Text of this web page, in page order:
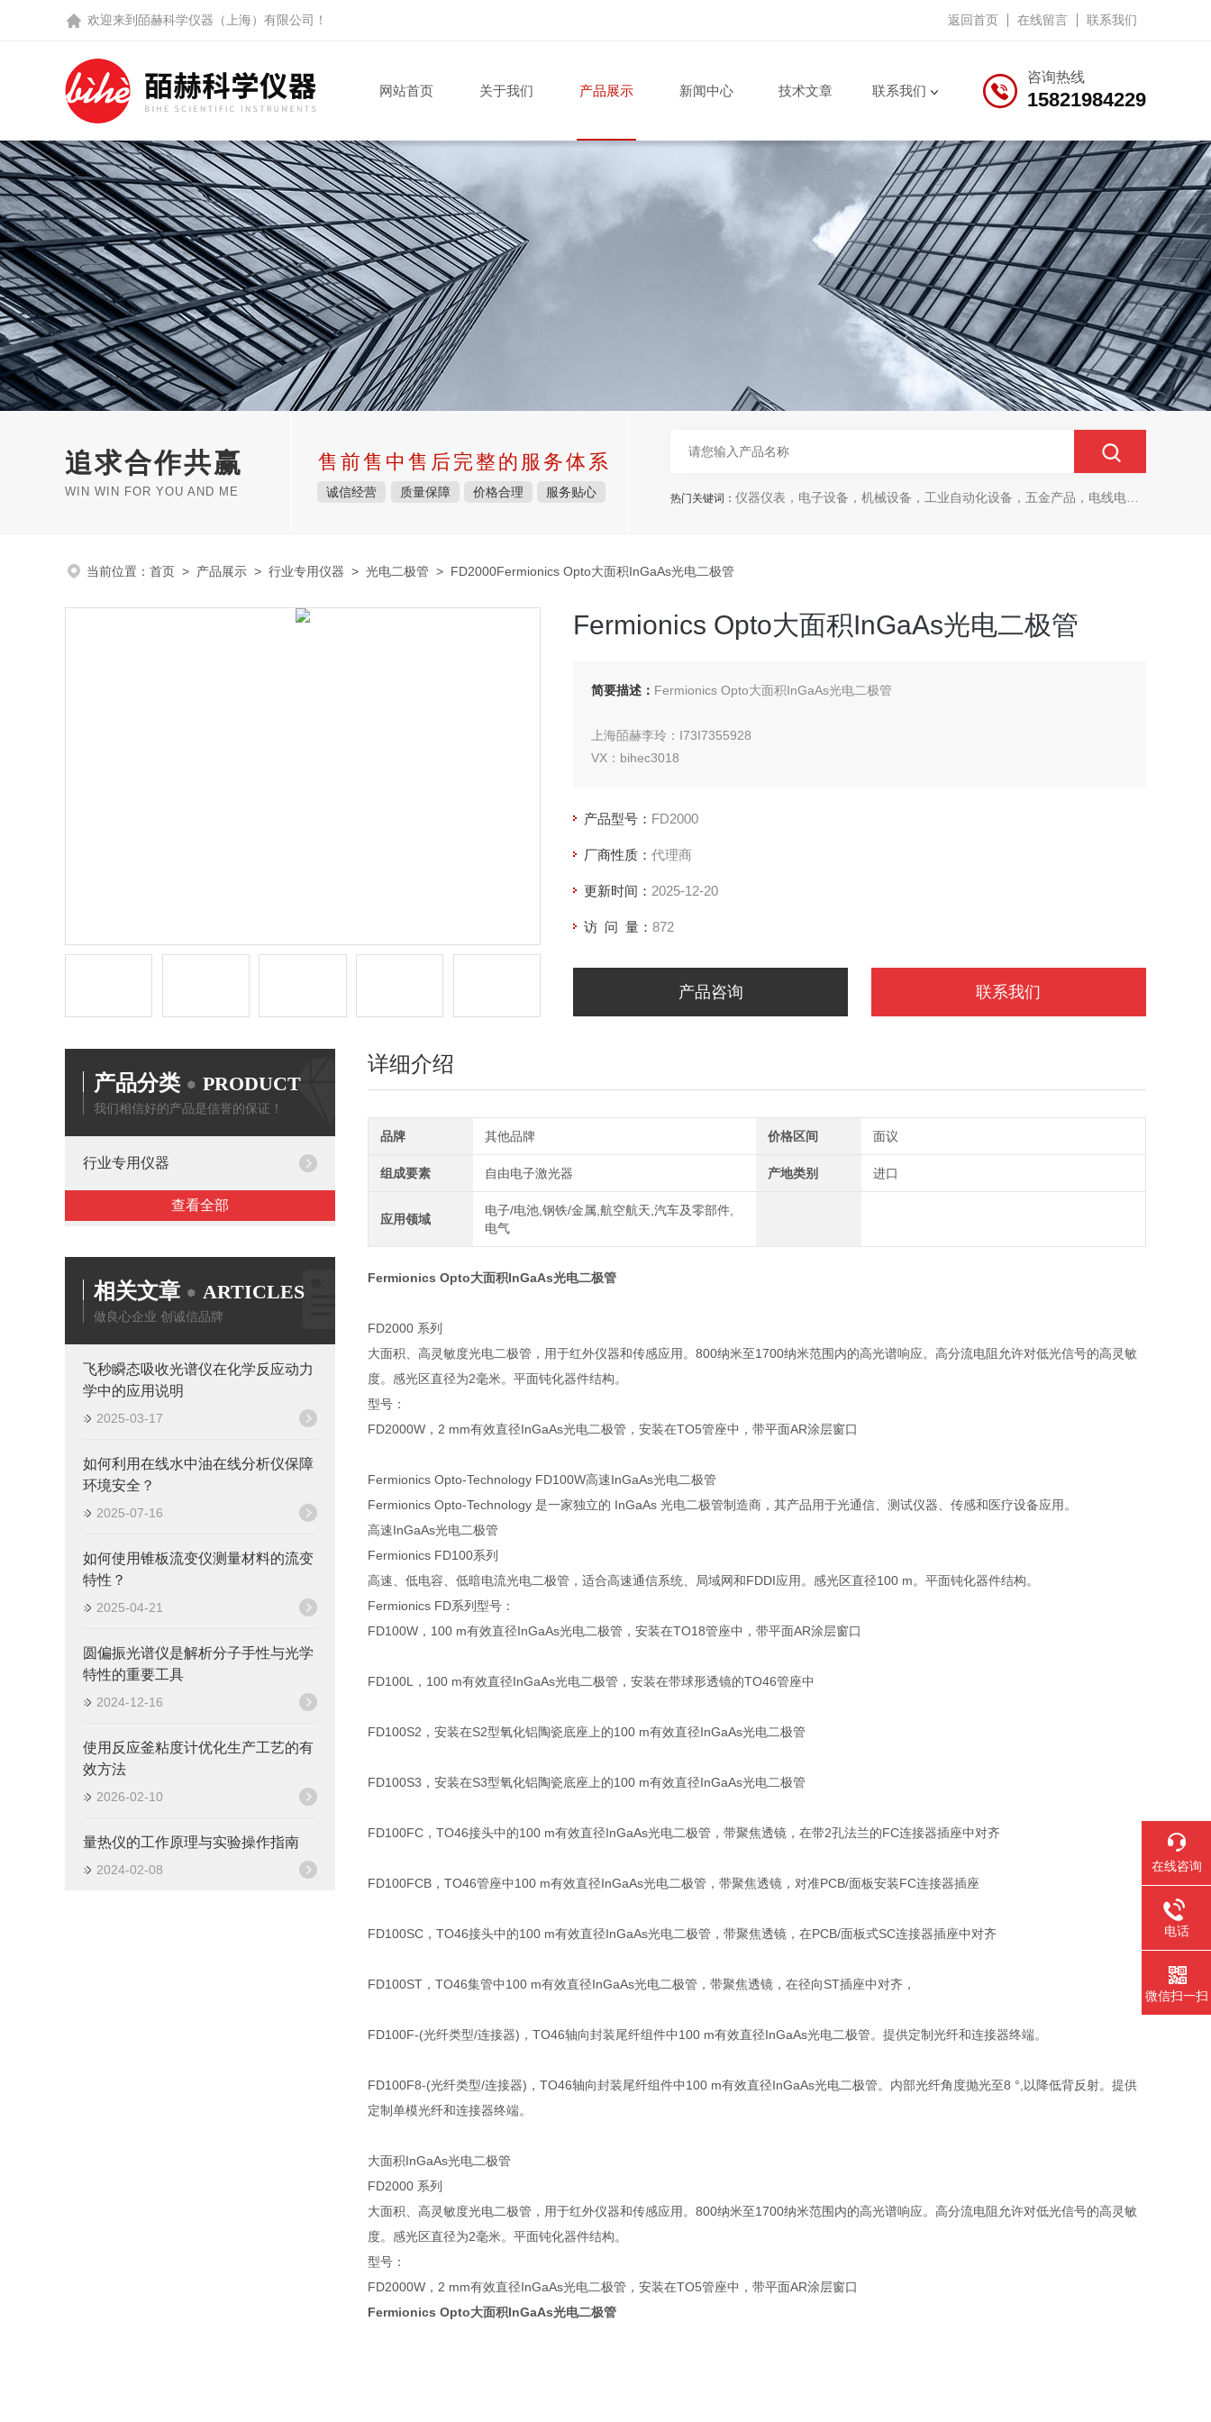
欢迎来到 皕赫科学仪器（上海）有限公司 ！ 返回首页 在线留言 联系我们
咨询热线
15821984229
网站首页 关于我们 产品展示 新闻中心 技术文章 联系我们
追求合作共赢
WIN WIN FOR YOU AND ME
售前售中售后完整的服务体系
诚信经营 质量保障 价格合理 服务贴心 热门关键词： 仪器仪表，电子设备，机械设备，工业自动化设备，五金产品，电线电缆，金属材料，电子
当前位置： 首页 > 产品展示 > 行业专用仪器 > 光电二极管 > FD2000Fermionics Opto大面积InGaAs光电二极管
Fermionics Opto大面积InGaAs光电二极管
简要描述： Fermionics Opto大面积InGaAs光电二极管
上海皕赫李玲：I73I7355928
VX：bihec3018
产品型号： FD2000
厂商性质： 代理商
更新时间： 2025-12-20
访 问 量： 872
产品咨询 联系我们
产品分类 PRODUCT
我们相信好的产品是信誉的保证！
行业专用仪器
查看全部
相关文章 ARTICLES
做良心企业 创诚信品牌
飞秒瞬态吸收光谱仪在化学反应动力
学中的应用说明
2025-03-17
如何利用在线水中油在线分析仪保障
环境安全？
2025-07-16
如何使用锥板流变仪测量材料的流变
特性？
2025-04-21
圆偏振光谱仪是解析分子手性与光学
特性的重要工具
2024-12-16
使用反应釜粘度计优化生产工艺的有
效方法
2026-02-10
量热仪的工作原理与实验操作指南
2024-02-08
详细介绍
品牌 其他品牌 价格区间 面议
组成要素 自由电子激光器 产地类别 进口
应用领域
电子/电池,钢铁/金属,航空航天,汽车及零部件,
电气
Fermionics Opto大面积InGaAs光电二极管
FD2000 系列
大面积、高灵敏度光电二极管，用于红外仪器和传感应用。800纳米至1700纳米范围内的高光谱响应。高分流电阻允许对低光信号的高灵敏
度。感光区直径为2毫米。平面钝化器件结构。
型号：
FD2000W，2 mm有效直径InGaAs光电二极管，安装在TO5管座中，带平面AR涂层窗口
Fermionics Opto-Technology FD100W高速InGaAs光电二极管
Fermionics Opto-Technology 是一家独立的 InGaAs 光电二极管制造商，其产品用于光通信、测试仪器、传感和医疗设备应用。
高速InGaAs光电二极管
Fermionics FD100系列
高速、低电容、低暗电流光电二极管，适合高速通信系统、局域网和FDDI应用。感光区直径100 m。平面钝化器件结构。
Fermionics FD系列型号：
FD100W，100 m有效直径InGaAs光电二极管，安装在TO18管座中，带平面AR涂层窗口
FD100L，100 m有效直径InGaAs光电二极管，安装在带球形透镜的TO46管座中
FD100S2，安装在S2型氧化铝陶瓷底座上的100 m有效直径InGaAs光电二极管
FD100S3，安装在S3型氧化铝陶瓷底座上的100 m有效直径InGaAs光电二极管
FD100FC，TO46接头中的100 m有效直径InGaAs光电二极管，带聚焦透镜，在带2孔法兰的FC连接器插座中对齐
FD100FCB，TO46管座中100 m有效直径InGaAs光电二极管，带聚焦透镜，对准PCB/面板安装FC连接器插座
FD100SC，TO46接头中的100 m有效直径InGaAs光电二极管，带聚焦透镜，在PCB/面板式SC连接器插座中对齐
FD100ST，TO46集管中100 m有效直径InGaAs光电二极管，带聚焦透镜，在径向ST插座中对齐，
FD100F-(光纤类型/连接器)，TO46轴向封装尾纤组件中100 m有效直径InGaAs光电二极管。提供定制光纤和连接器终端。
FD100F8-(光纤类型/连接器)，TO46轴向封装尾纤组件中100 m有效直径InGaAs光电二极管。内部光纤角度抛光至8 °,以降低背反射。提供
定制单模光纤和连接器终端。
大面积InGaAs光电二极管
FD2000 系列
大面积、高灵敏度光电二极管，用于红外仪器和传感应用。800纳米至1700纳米范围内的高光谱响应。高分流电阻允许对低光信号的高灵敏
度。感光区直径为2毫米。平面钝化器件结构。
型号：
FD2000W，2 mm有效直径InGaAs光电二极管，安装在TO5管座中，带平面AR涂层窗口
Fermionics Opto大面积InGaAs光电二极管
在线咨询
电话
微信扫一扫